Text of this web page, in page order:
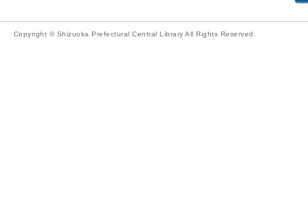
Copyright © Shizuoka Prefectural Central Library All Rights Reserved.